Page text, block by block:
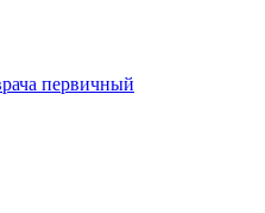
первичный